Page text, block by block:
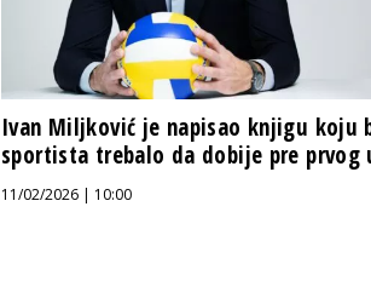
Ivan Miljković je napisao knjigu koju
sportista trebalo da dobije pre prvog
11/02/2026 | 10:00